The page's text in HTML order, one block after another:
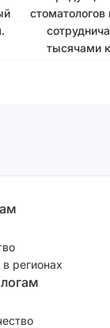
тысячами
регионах